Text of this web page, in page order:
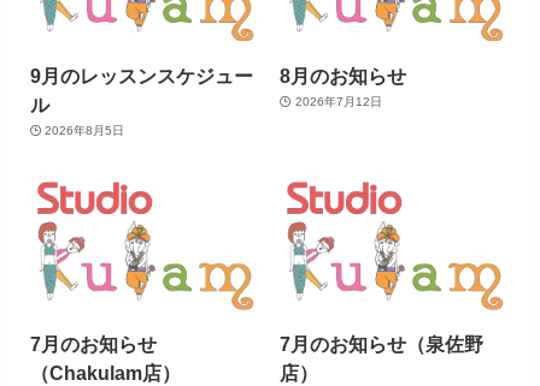
9月のレッスンスケジュー
ル
2026年8月5日
8月のお知らせ
2026年7月12日
7月のお知らせ
（Chakulam店）
7月のお知らせ（泉佐野
店）